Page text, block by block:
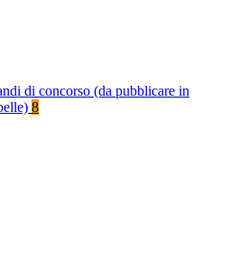
di concorso (da pubblicare in
8